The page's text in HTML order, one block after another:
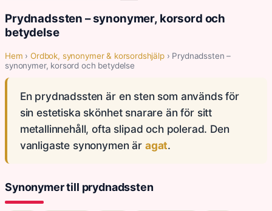
Prydnadssten – synonymer, korsord och
betydelse
Hem ›Ordbok, synonymer & korsordshjälp› Prydnadssten –
synonymer, korsord och betydelse
En prydnadssten är en sten som används för
sin estetiska skönhet snarare än för sitt
metallinnehåll, ofta slipad och polerad. Den
vanligaste synonymen är agat.
Synonymer till prydnadssten